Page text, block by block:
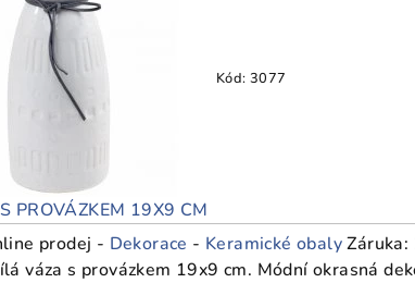
Kód: 3077
PROVÁZKEM 19X9 CM
prodej - Dekorace - Keramické obalyZáruka:
váza s provázkem 19x9 cm. Módní okrasná